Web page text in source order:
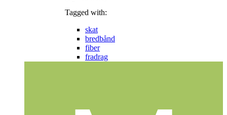
Tagged with:
skat
bredbånd
fiber
fradrag